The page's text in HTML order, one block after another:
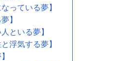
っている夢】
】
といる夢】
浮気する夢】